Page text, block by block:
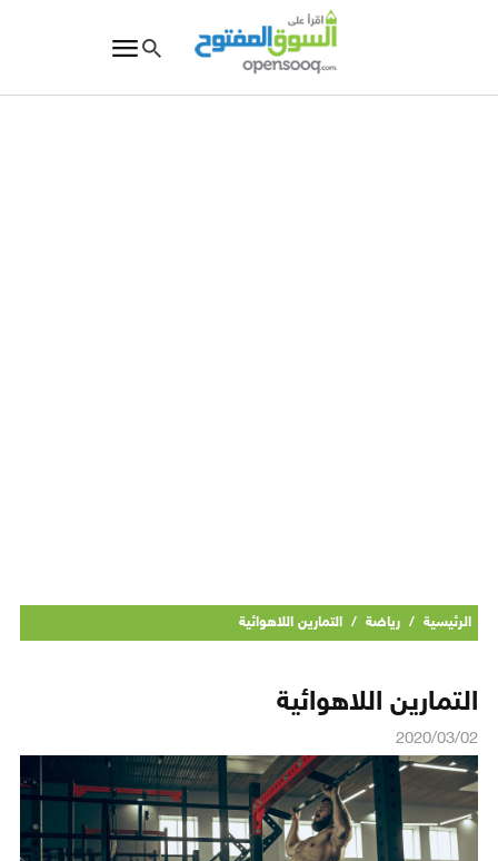
الرئيسية / رياضة / التمارين اللاهوائية
التمارين اللاهوائية
2020/03/02